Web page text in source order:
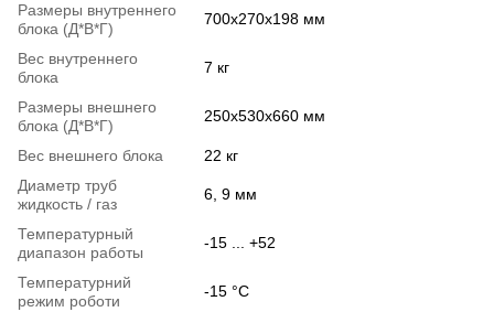
Размеры внутреннего
блока (Д*В*Г)
700х270х198 мм
Вес внутреннего
блока
7 кг
Размеры внешнего
блока (Д*В*Г)
250х530х660 мм
Вес внешнего блока
22 кг
Диаметр труб
жидкость / газ
6, 9 мм
Температурный
диапазон работы
-15 ... +52
Температурний
режим роботи
-15 °C